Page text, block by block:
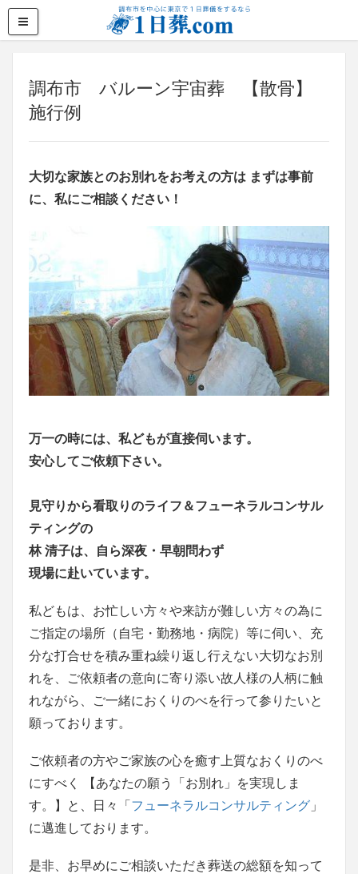
調布市 バルーン宇宙葬 【散骨】
施行例
大切な家族とのお別れをお考えの方は まずは事前
に、私にご相談ください！
万一の時には、私どもが直接伺います。
安心してご依頼下さい。
見守りから看取りのライフ＆フューネラルコンサル
ティングの
林 清子は、自ら深夜・早朝問わず
現場に赴いています。
私どもは、お忙しい方々や来訪が難しい方々の為に
ご指定の場所（自宅・勤務地・病院）等に伺い、充
分な打合せを積み重ね繰り返し行えない大切なお別
れを、ご依頼者の意向に寄り添い故人様の人柄に触
れながら、ご一緒におくりのべを行って参りたいと
願っております。
ご依頼者の方やご家族の心を癒す上質なおくりのべ
にすべく 【あなたの願う「お別れ」を実現しま
す。】と、日々「 フューネラルコンサルティング 」
に邁進しております。
是非、お早めにご相談いただき葬送の総額を知って